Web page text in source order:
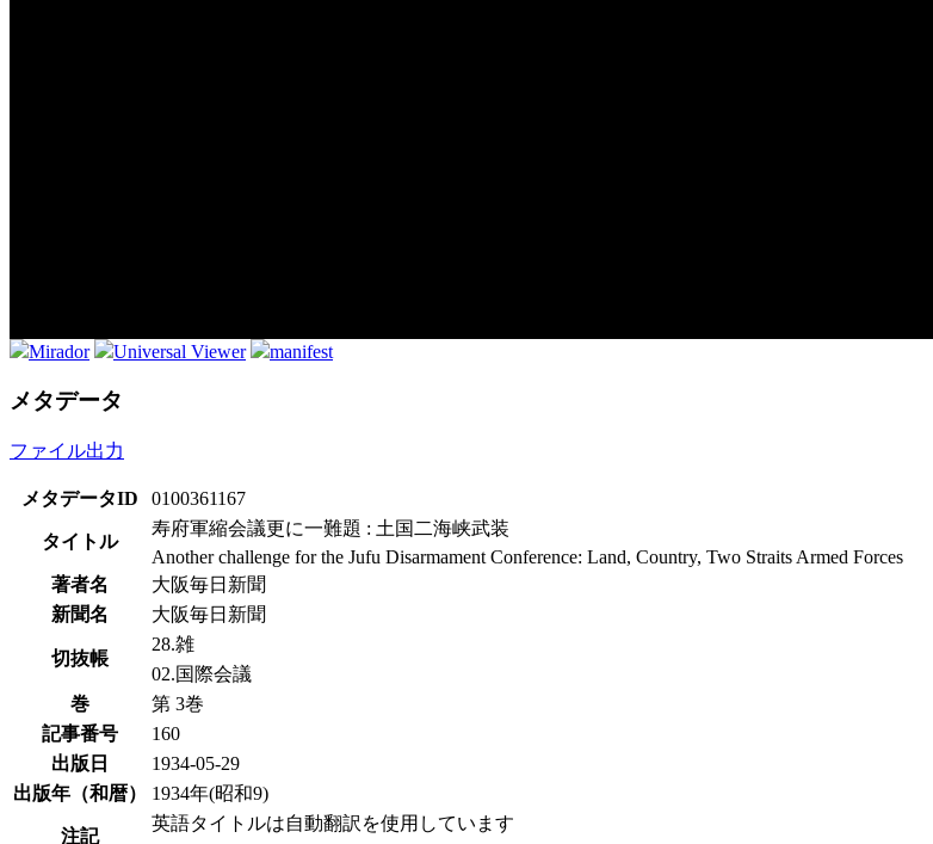
Mirador Universal Viewer manifest
メタデータ
ファイル出力
メタデータID 0100361167
タイトル
寿府軍縮会議更に一難題 : 土国二海峡武装
Another challenge for the Jufu Disarmament Conference: Land, Country, Two Straits Armed Forces
著者名
大阪毎日新聞
新聞名
大阪毎日新聞
切抜帳
28.雑
02.国際会議
巻
第 3巻
記事番号
160
出版日
1934-05-29
出版年（和暦）
1934年(昭和9)
注記
英語タイトルは自動翻訳を使用しています